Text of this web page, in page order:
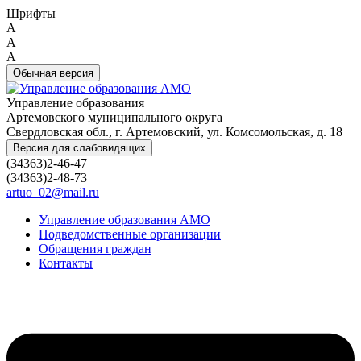
Шрифты
A
A
A
Обычная версия
Управление образования
Артемовского муниципального округа
Свердловская обл., г. Артемовский, ул. Комсомольская, д. 18
Версия для слабовидящих
(34363)2-46-47
(34363)2-48-73
artuo_02@mail.ru
Управление образования АМО
Подведомственные организации
Обращения граждан
Контакты